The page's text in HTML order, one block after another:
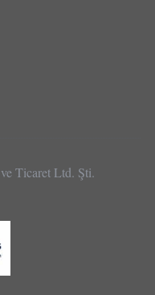
Ticaret Ltd. Şti.